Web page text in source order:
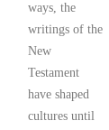
ways, the
writings of the
New
Testament
have shaped
cultures until